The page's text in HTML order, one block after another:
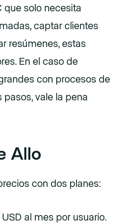
que solo necesita
captar clientes
resúmenes, estas
En el caso de
con procesos de
vale la pena
Allo
con dos planes:
USD al mes por usuario.